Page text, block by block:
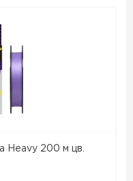
Heavy 200 м цв.